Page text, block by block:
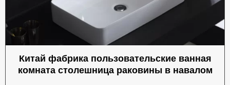
Китай фабрика пользовательские ванная
комната столешница раковины в навалом